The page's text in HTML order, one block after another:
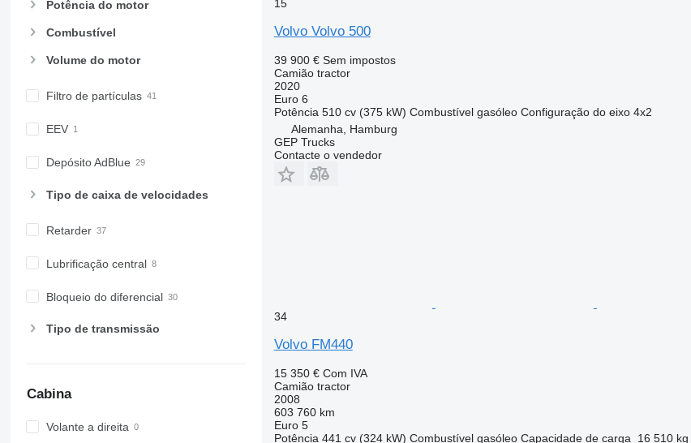
Potência do motor
Combustível
Volume do motor
Filtro de partículas
EEV
Depósito AdBlue
Tipo de caixa de velocidades
Retarder
Lubrificação central
Bloqueio do diferencial
Tipo de transmissão
Cabina
Volante a direita
15
Volvo Volvo 500
39 900 € Sem impostos
Camião tractor
2020
Euro 6
Potência 510 cv (375 kW) Combustível gasóleo Configuração do eixo 4x2
Alemanha, Hamburg
GEP Trucks
Contacte o vendedor
34
Volvo FM440
15 350 € Com IVA
Camião tractor
2008
603 760 km
Euro 5
Potência 441 cv (324 kW) Combustível gasóleo Capacidade de carga 16 510 kg